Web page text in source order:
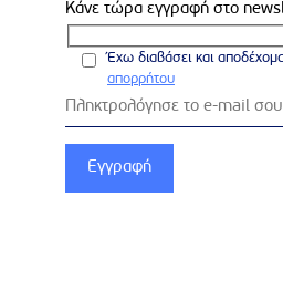
Κάνε τώρα εγγραφή στο
Έχω διαβάσει και
απορρήτου